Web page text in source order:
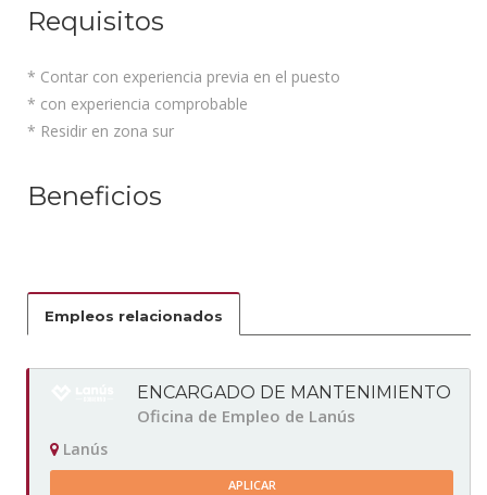
Requisitos
* Contar con experiencia previa en el puesto
* con experiencia comprobable
* Residir en zona sur
Beneficios
Empleos relacionados
ENCARGADO DE MANTENIMIENTO
Oficina de Empleo de Lanús
Lanús
APLICAR